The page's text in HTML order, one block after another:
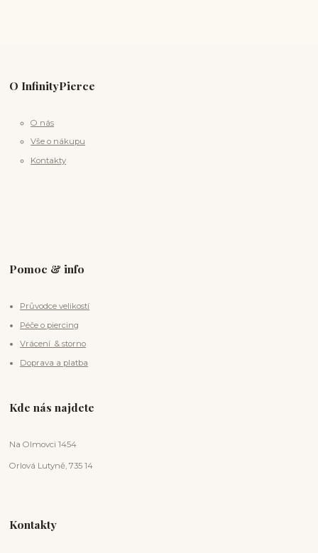
O InfinityPierce
O nás
Vše o nákupu
Kontakty
Pomoc & info
Průvodce velikostí
Péče o piercing
Vrácení & storno
Doprava a platba
Kde nás najdete
Na Olmovci 1454
Orlová Lutyně, 735 14
Kontakty